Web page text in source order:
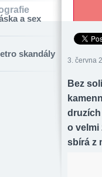
a sex
skandály
3. června
Bez
o velmi
sbírá z